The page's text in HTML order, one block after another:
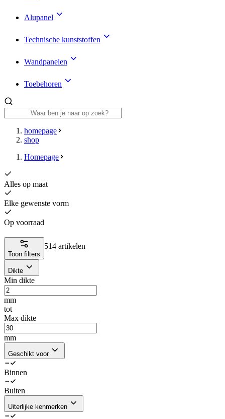
Alupanel
Technische kunststoffen
Wandpanelen
Toebehoren
homepage
shop
Homepage
Alles op maat
Elke gewenste vorm
Op voorraad
Toon filters
514 artikelen
Dikte
Min dikte
mm
tot
Max dikte
mm
Geschikt voor
Binnen
Buiten
Uiterlijke kenmerken